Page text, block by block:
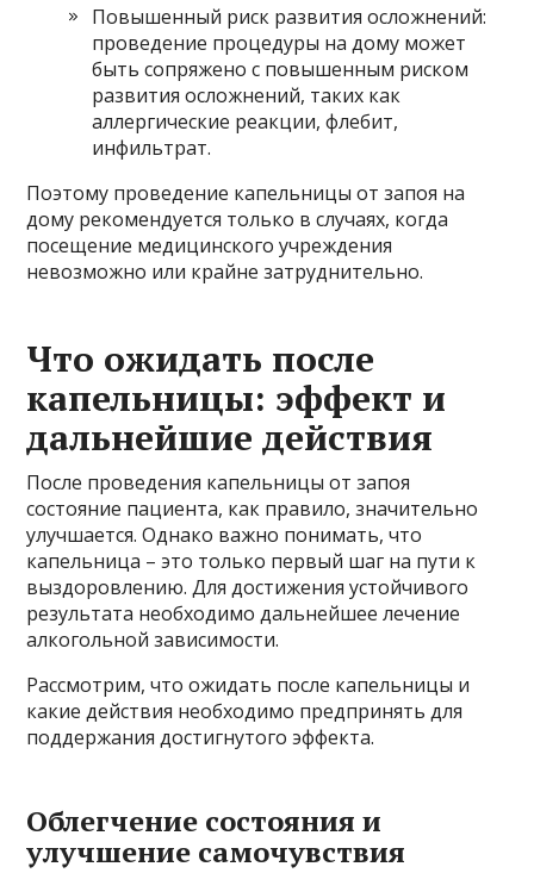
Повышенный риск развития осложнений:
проведение процедуры на дому может
быть сопряжено с повышенным риском
развития осложнений, таких как
аллергические реакции, флебит,
инфильтрат.
Поэтому проведение капельницы от запоя на
дому рекомендуется только в случаях, когда
посещение медицинского учреждения
невозможно или крайне затруднительно.
Что ожидать после
капельницы: эффект и
дальнейшие действия
После проведения капельницы от запоя
состояние пациента, как правило, значительно
улучшается. Однако важно понимать, что
капельница – это только первый шаг на пути к
выздоровлению. Для достижения устойчивого
результата необходимо дальнейшее лечение
алкогольной зависимости.
Рассмотрим, что ожидать после капельницы и
какие действия необходимо предпринять для
поддержания достигнутого эффекта.
Облегчение состояния и
улучшение самочувствия